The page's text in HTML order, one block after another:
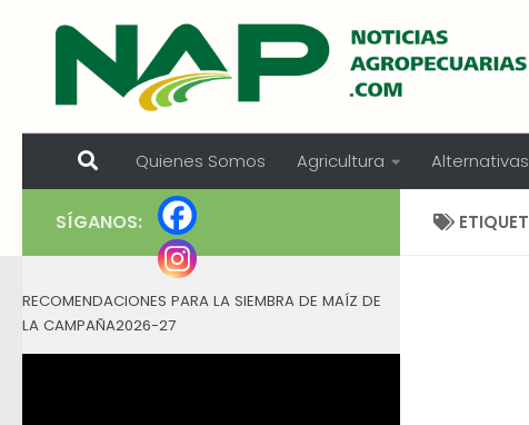
Skip to content
Quienes Somos Agricultura Alternativas
SÍGANOS:
RECOMENDACIONES PARA LA SIEMBRA DE MAÍZ DE
LA CAMPAÑA2026-27